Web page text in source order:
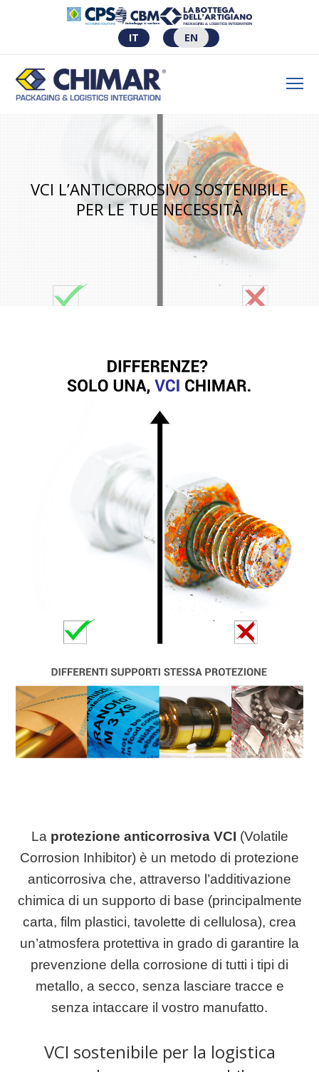
IT EN
VCI L’ANTICORROSIVO SOSTENIBILE
PER LE TUE NECESSITÀ
La protezione anticorrosiva VCI (Volatile
Corrosion Inhibitor) è un metodo di protezione
anticorrosiva che, attraverso l’additivazione
chimica di un supporto di base (principalmente
carta, film plastici, tavolette di cellulosa), crea
un’atmosfera protettiva in grado di garantire la
prevenzione della corrosione di tutti i tipi di
metallo, a secco, senza lasciare tracce e
senza intaccare il vostro manufatto.
VCI sostenibile per la logistica